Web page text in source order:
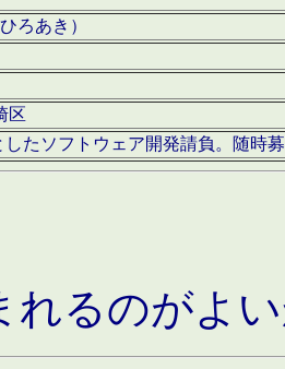
ろあき）
区
したソフトウェア開発請負。随時
れるのがよ